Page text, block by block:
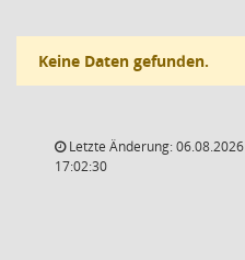
Keine Daten gefunden.
Letzte Änderung: 06.08.2026
17:02:30